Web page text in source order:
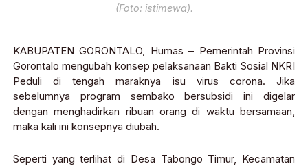
(Foto: istimewa).
KABUPATEN GORONTALO, Humas – Pemerintah Provinsi
Gorontalo mengubah konsep pelaksanaan Bakti Sosial NKRI
Peduli di tengah maraknya isu virus corona. Jika
sebelumnya program sembako bersubsidi ini digelar
dengan menghadirkan ribuan orang di waktu bersamaan,
maka kali ini konsepnya diubah.
Seperti yang terlihat di Desa Tabongo Timur, Kecamatan